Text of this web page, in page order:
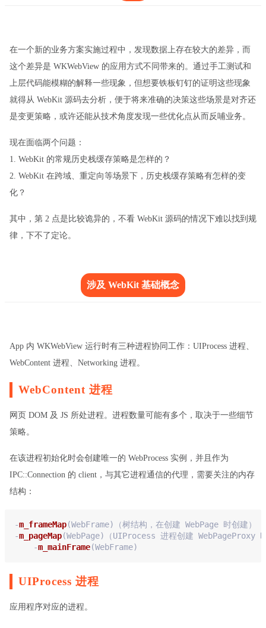
在一个新的业务方案实施过程中，发现数据上存在较大的差异，而
这个差异是 WKWebView 的应用方式不同带来的。通过手工测试和
上层代码能模糊的解释一些现象，但想要铁板钉钉的证明这些现象
就得从 WebKit 源码去分析，便于将来准确的决策这些场景是对齐还
是变更策略，或许还能从技术角度发现一些优化点从而反哺业务。
现在面临两个问题：
1. WebKit 的常规历史栈缓存策略是怎样的？
2. WebKit 在跨域、重定向等场景下，历史栈缓存策略有怎样的变
化？
其中，第 2 点是比较诡异的，不看 WebKit 源码的情况下难以找到规
律，下不了定论。
涉及 WebKit 基础概念
App 内 WKWebView 运行时有三种进程协同工作：UIProcess 进程、
WebContent 进程、Networking 进程。
WebContent 进程
网页 DOM 及 JS 所处进程。进程数量可能有多个，取决于一些细节
策略。
在该进程初始化时会创建唯一的 WebProcess 实例，并且作为
IPC::Connection 的 client，与其它进程通信的代理，需要关注的内存
结构：
-m_frameMap(WebFrame)
（树结构，在创建 WebPage 时创建）
-m_pageMap(WebPage)
（UIProcess 进程创建 WebPageProxy
    -
m_mainFrame(WebFrame)
UIProcess 进程
应用程序对应的进程。